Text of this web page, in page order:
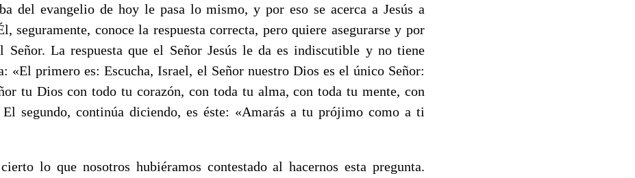
del evangelio de hoy le pasa lo mismo, y por eso se acerca a Jesús a
seguramente, conoce la respuesta correcta, pero quiere asegurarse y por
Señor. La respuesta que el Señor Jesús le da es indiscutible y no tiene
«El primero es: Escucha, Israel, el Señor nuestro Dios es el único Señor:
tu Dios con todo tu corazón, con toda tu alma, con toda tu mente, con
segundo, continúa diciendo, es éste: «Amarás a tu prójimo como a ti
lo que nosotros hubiéramos contestado al hacernos esta pregunta.